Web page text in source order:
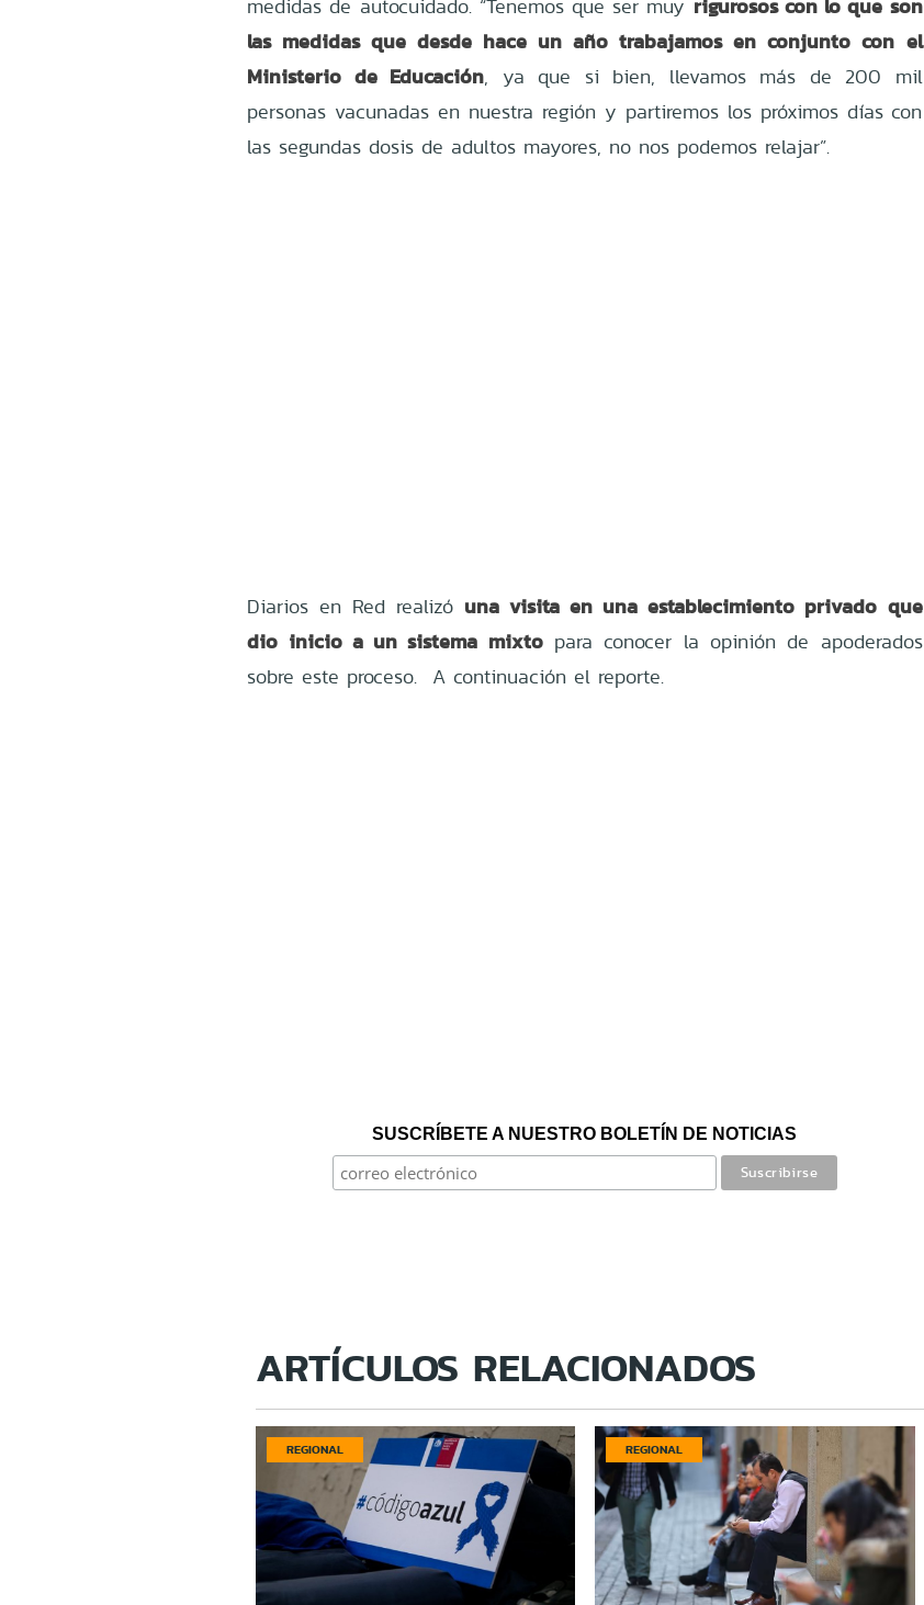
medidas de autocuidado. “Tenemos que ser muy rigurosos con lo que son
las medidas que desde hace un año trabajamos en conjunto con el
Ministerio de Educación, ya que si bien, llevamos más de 200 mil
personas vacunadas en nuestra región y partiremos los próximos días con
las segundas dosis de adultos mayores, no nos podemos relajar”.
Diarios en Red realizó una visita en una establecimiento privado que
dio inicio a un sistema mixtopara conocer la opinión de apoderados
sobre este proceso. A continuación el reporte.
SUSCRÍBETE A NUESTRO BOLETÍN DE NOTICIAS
ARTÍCULOS RELACIONADOS
REGIONAL REGIONAL